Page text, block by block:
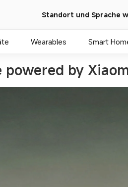
Standort und Sprache
Wearables Smart
powered by